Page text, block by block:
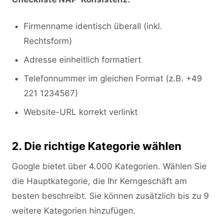
Firmenname identisch überall (inkl.
Rechtsform)
Adresse einheitlich formatiert
Telefonnummer im gleichen Format (z.B. +49
221 1234567)
Website-URL korrekt verlinkt
2. Die richtige Kategorie wählen
Google bietet über 4.000 Kategorien. Wählen Sie
die Hauptkategorie, die Ihr Kerngeschäft am
besten beschreibt. Sie können zusätzlich bis zu 9
weitere Kategorien hinzufügen.